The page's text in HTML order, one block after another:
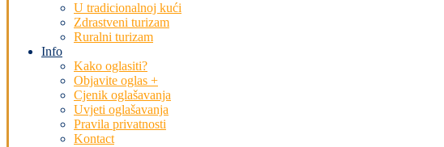
U tradicionalnoj kući
Zdrastveni turizam
Ruralni turizam
Info
Kako oglasiti?
Objavite oglas +
Cjenik oglašavanja
Uvjeti oglašavanja
Pravila privatnosti
Kontact